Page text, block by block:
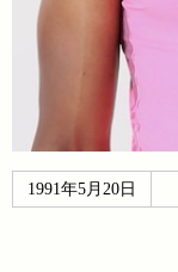
1991年5月20日